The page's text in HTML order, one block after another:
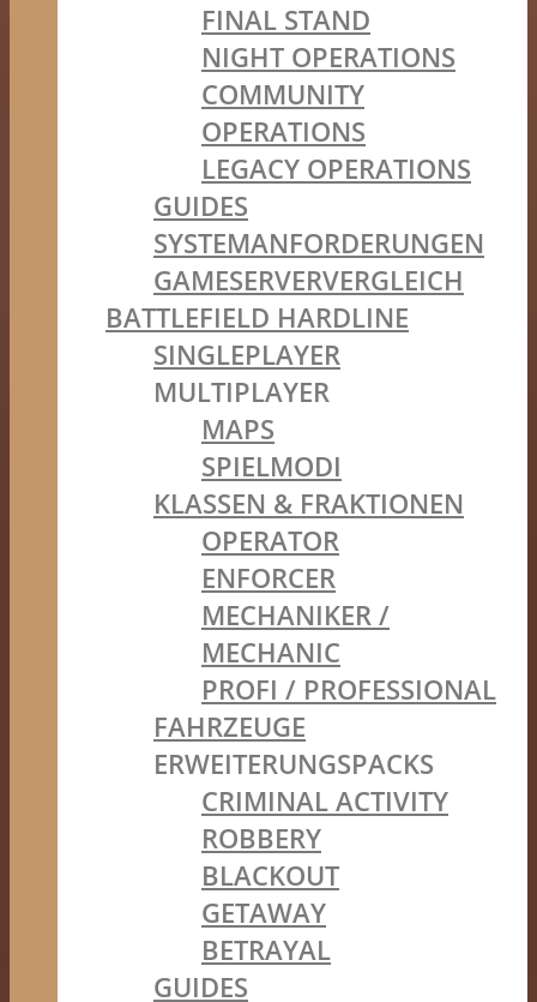
FINAL STAND
NIGHT OPERATIONS
COMMUNITY
OPERATIONS
LEGACY OPERATIONS
GUIDES
SYSTEMANFORDERUNGEN
GAMESERVERVERGLEICH
BATTLEFIELD HARDLINE
SINGLEPLAYER
MULTIPLAYER
MAPS
SPIELMODI
KLASSEN & FRAKTIONEN
OPERATOR
ENFORCER
MECHANIKER /
MECHANIC
PROFI / PROFESSIONAL
FAHRZEUGE
ERWEITERUNGSPACKS
CRIMINAL ACTIVITY
ROBBERY
BLACKOUT
GETAWAY
BETRAYAL
GUIDES